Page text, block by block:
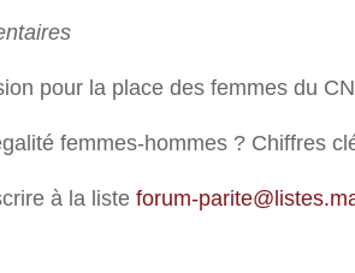
pour la place des femmes du
femmes-hommes ? Chiffres
à la liste forum-